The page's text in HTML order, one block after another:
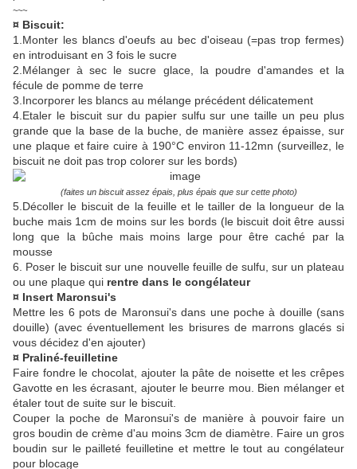
~~~
¤ Biscuit:
1.Monter les blancs d'oeufs au bec d'oiseau (=pas trop fermes)
en introduisant en 3 fois le sucre
2.Mélanger à sec le sucre glace, la poudre d'amandes et la
fécule de pomme de terre
3.Incorporer les blancs au mélange précédent délicatement
4.Etaler le biscuit sur du papier sulfu sur une taille un peu plus
grande que la base de la buche, de manière assez épaisse, sur
une plaque et faire cuire à 190°C environ 11-12mn (surveillez, le
biscuit ne doit pas trop colorer sur les bords)
(faites un biscuit assez épais, plus épais que sur cette photo)
5.Décoller le biscuit de la feuille et le tailler de la longueur de la
buche mais 1cm de moins sur les bords (le biscuit doit être aussi
long que la bûche mais moins large pour être caché par la
mousse
6. Poser le biscuit sur une nouvelle feuille de sulfu, sur un plateau
ou une plaque qui rentre dans le congélateur
¤ Insert Maronsui's
Mettre les 6 pots de Maronsui's dans une poche à douille (sans
douille) (avec éventuellement les brisures de marrons glacés si
vous décidez d'en ajouter)
¤ Praliné-feuilletine
Faire fondre le chocolat, ajouter la pâte de noisette et les crêpes
Gavotte en les écrasant, ajouter le beurre mou. Bien mélanger et
étaler tout de suite sur le biscuit.
Couper la poche de Maronsui's de manière à pouvoir faire un
gros boudin de crème d'au moins 3cm de diamètre. Faire un gros
boudin sur le pailleté feuilletine et mettre le tout au congélateur
pour blocage